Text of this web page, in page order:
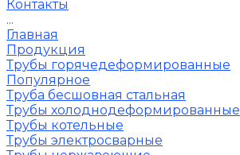
Контакты
...
Главная
Продукция
Трубы горячедеформированные
Популярное
Труба бесшовная стальная
Трубы холоднодеформированные
Трубы котельные
Трубы электросварные